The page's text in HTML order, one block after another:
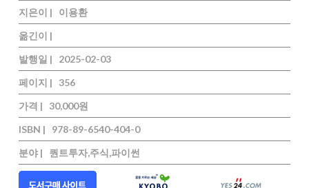
지은이 |
이용환
옮긴이 |
발행일 |
2025-02-03
페이지 |
356
가격 |
30,000원
ISBN |
978-89-6540-404-0
분야 |
퀀트투자,주식,파이썬